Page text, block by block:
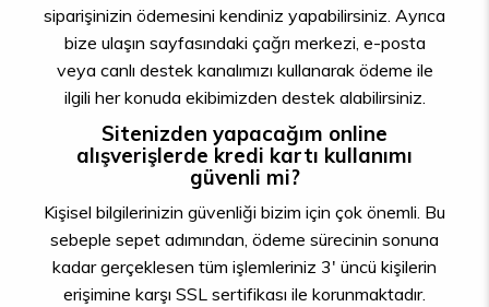
siparişinizin ödemesini kendiniz yapabilirsiniz. Ayrıca
bize ulaşın sayfasındaki çağrı merkezi, e-posta
veya canlı destek kanalımızı kullanarak ödeme ile
ilgili her konuda ekibimizden destek alabilirsiniz.
Sitenizden yapacağım online
alışverişlerde kredi kartı kullanımı
güvenli mi?
Kişisel bilgilerinizin güvenliği bizim için çok önemli. Bu
sebeple sepet adımından, ödeme sürecinin sonuna
kadar gerçeklesen tüm işlemleriniz 3' üncü kişilerin
erişimine karşı SSL sertifikası ile korunmaktadır.